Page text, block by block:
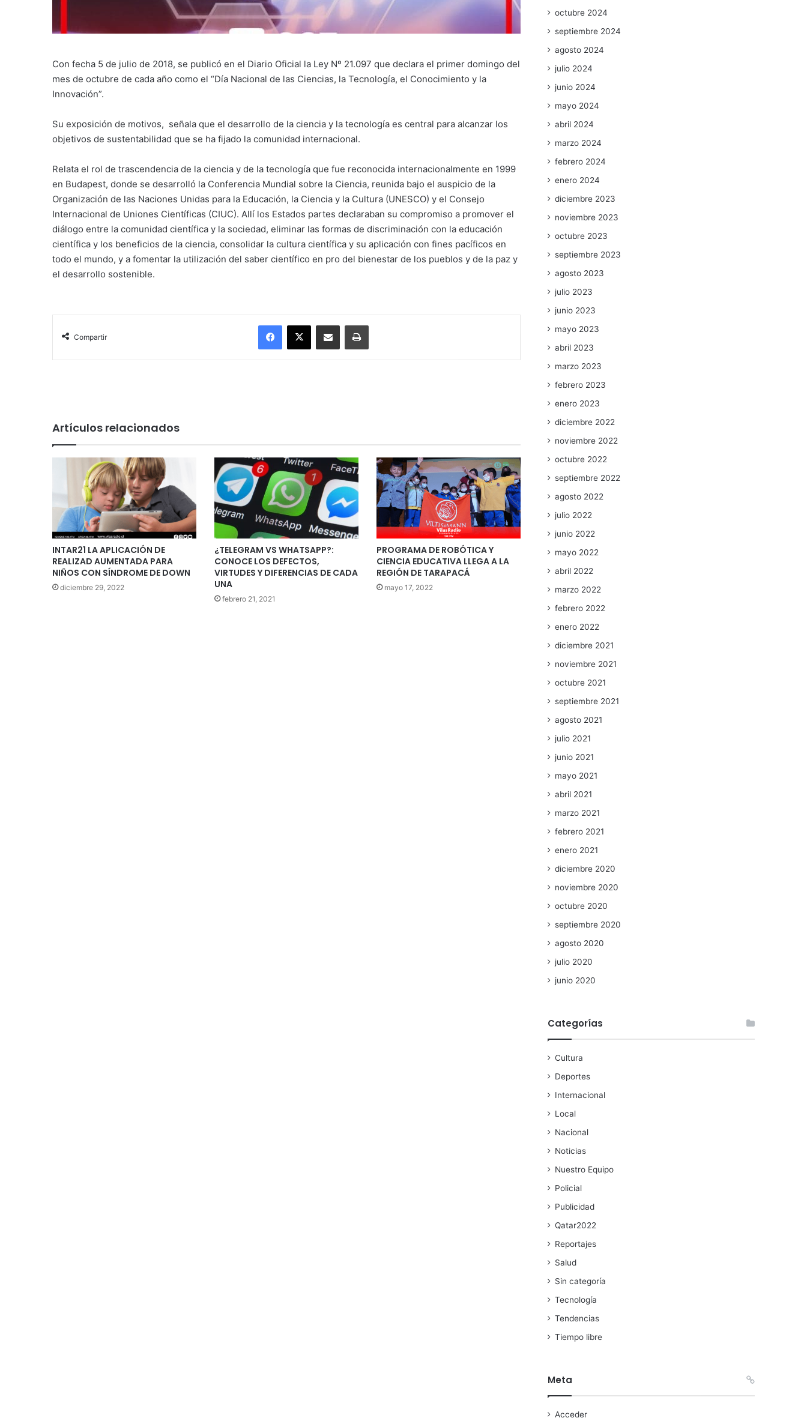
Con fecha 5 de julio de 2018, se publicó en el Diario Oficial la Ley Nº 21.097 que declara el primer domingo del
mes de octubre de cada año como el “Día Nacional de las Ciencias, la Tecnología, el Conocimiento y la
Innovación”.
Su exposición de motivos, señala que el desarrollo de la ciencia y la tecnología es central para alcanzar los
objetivos de sustentabilidad que se ha fijado la comunidad internacional.
Relata el rol de trascendencia de la ciencia y de la tecnología que fue reconocida internacionalmente en 1999
en Budapest, donde se desarrolló la Conferencia Mundial sobre la Ciencia, reunida bajo el auspicio de la
Organización de las Naciones Unidas para la Educación, la Ciencia y la Cultura (UNESCO) y el Consejo
Internacional de Uniones Científicas (CIUC). Allí los Estados partes declaraban su compromiso a promover el
diálogo entre la comunidad científica y la sociedad, eliminar las formas de discriminación con la educación
científica y los beneficios de la ciencia, consolidar la cultura científica y su aplicación con fines pacíficos en
todo el mundo, y a fomentar la utilización del saber científico en pro del bienestar de los pueblos y de la paz y
el desarrollo sostenible.
Compartir
Facebook
X Enviar vía email Imprimir
Artículos relacionados
INTAR21 LA APLICACIÓN DE
REALIZAD AUMENTADA PARA
NIÑOS CON SÍNDROME DE DOWN
diciembre 29, 2022
¿TELEGRAM VS WHATSAPP?:
CONOCE LOS DEFECTOS,
VIRTUDES Y DIFERENCIAS DE CADA
UNA
febrero 21, 2021
PROGRAMA DE ROBÓTICA Y
CIENCIA EDUCATIVA LLEGA A LA
REGIÓN DE TARAPACÁ
mayo 17, 2022
octubre 2024
septiembre 2024
agosto 2024
julio 2024
junio 2024
mayo 2024
abril 2024
marzo 2024
febrero 2024
enero 2024
diciembre 2023
noviembre 2023
octubre 2023
septiembre 2023
agosto 2023
julio 2023
junio 2023
mayo 2023
abril 2023
marzo 2023
febrero 2023
enero 2023
diciembre 2022
noviembre 2022
octubre 2022
septiembre 2022
agosto 2022
julio 2022
junio 2022
mayo 2022
abril 2022
marzo 2022
febrero 2022
enero 2022
diciembre 2021
noviembre 2021
octubre 2021
septiembre 2021
agosto 2021
julio 2021
junio 2021
mayo 2021
abril 2021
marzo 2021
febrero 2021
enero 2021
diciembre 2020
noviembre 2020
octubre 2020
septiembre 2020
agosto 2020
julio 2020
junio 2020
Categorías
Cultura
Deportes
Internacional
Local
Nacional
Noticias
Nuestro Equipo
Policial
Publicidad
Qatar2022
Reportajes
Salud
Sin categoría
Tecnología
Tendencias
Tiempo libre
Meta
Acceder